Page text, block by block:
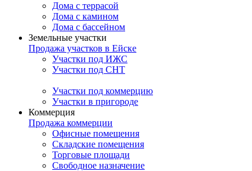
Дома с террасой
Дома с камином
Дома с бассейном
Земельные участки
Продажа участков в Ейске
Участки под ИЖС
Участки под СНТ
Участки под коммерцию
Участки в пригороде
Коммерция
Продажа коммерции
Офисные помещения
Складские помещения
Торговые площади
Свободное назначение